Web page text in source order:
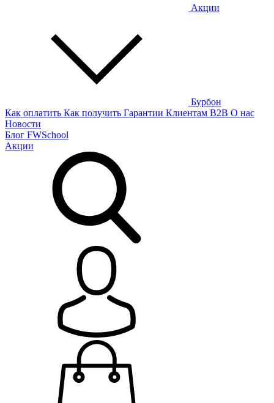
Акции
Бурбон
Как оплатить Как получить Гарантии Клиентам B2B О нас
Новости
Блог FWSchool
Акции